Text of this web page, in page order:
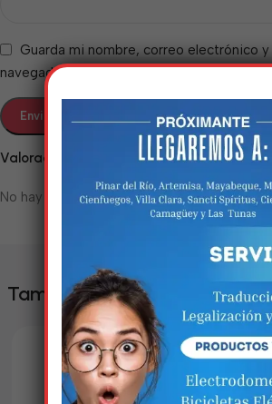
Valoraciones
No hay valoraciones aún.
Guarda mi nombre, correo electrónico
navegador para la próxima vez que
También te puede interesar
Estamos
nisso!
Em breve, esta página
disponível com
incríveis. Agradecemos
paciência e